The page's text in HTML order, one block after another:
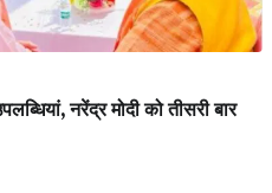
नरेंद्र मोदी को तीसरी बार